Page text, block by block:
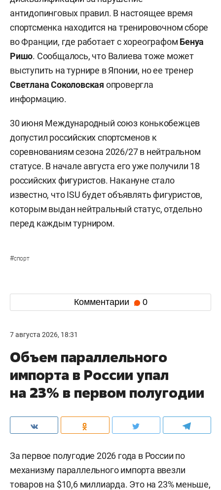
антидопинговых правил. В настоящее время
спортсменка находится на тренировочном сборе
во Франции, где работает с хореографом Бенуа
Ришо. Сообщалось, что Валиева тоже может
выступить на турнире в Японии, но ее тренер
Светлана Соколовская опровергла
информацию.
30 июня Международный союз конькобежцев
допустил российских спортсменов к
соревнованиям сезона 2026/27 в нейтральном
статусе. В начале августа его уже получили 18
российских фигуристов. Накануне стало
известно, что ISU будет объявлять фигуристов,
которым выдан нейтральный статус, отдельно
перед каждым турниром.
#спорт
Комментарии 0
7 августа 2026, 18:31
Объем параллельного
импорта в России упал
на 23% в первом полугодии
За первое полугодие 2026 года в России по
механизму параллельного импорта ввезли
товаров на $10,6 миллиарда. Это на 23% меньше,